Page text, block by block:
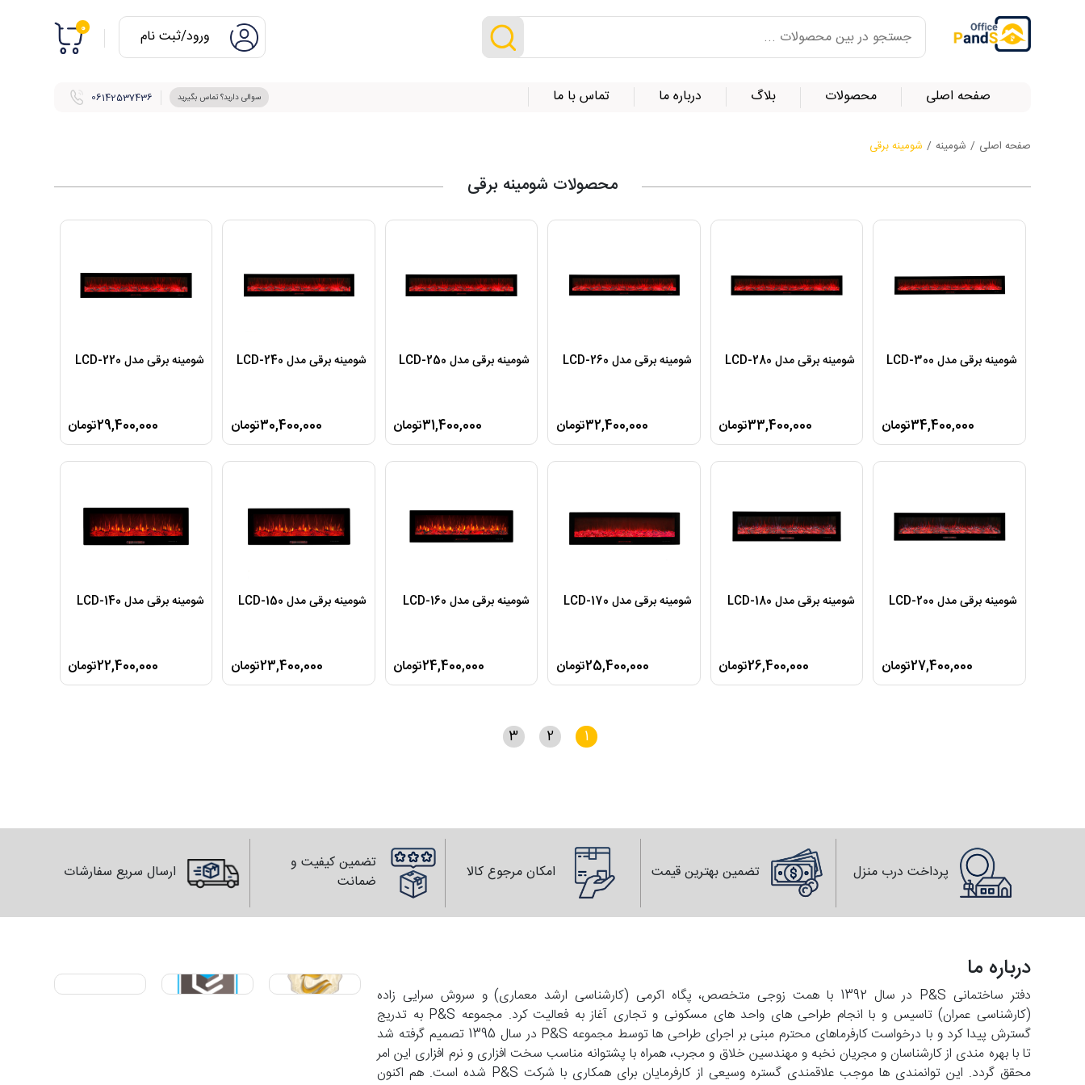
0 ورود/ثبت نام
صفحه اصلی محصولات بلاگ درباره ما تماس با ما 06142537436 سوالی دارید؟ تماس بگیرید
صفحه اصلی / شومینه / شومینه برقی
محصولات شومینه برقی
شومینه برقی مدل LCD-300
34,400,000تومان
شومینه برقی مدل LCD-280
33,400,000تومان
شومینه برقی مدل LCD-260
32,400,000تومان
شومینه برقی مدل LCD-250
31,400,000تومان
شومینه برقی مدل LCD-240
30,400,000تومان
شومینه برقی مدل LCD-220
29,400,000تومان
شومینه برقی مدل LCD-200
27,400,000تومان
شومینه برقی مدل LCD-180
26,400,000تومان
شومینه برقی مدل LCD-170
25,400,000تومان
شومینه برقی مدل LCD-160
24,400,000تومان
شومینه برقی مدل LCD-150
23,400,000تومان
شومینه برقی مدل LCD-140
22,400,000تومان
1
2
3
پرداخت درب منزل تضمین بهترین قیمت امکان مرجوع کالا
تضمین کیفیت و
ضمانت
ارسال سریع سفارشات
درباره ما
دفتر ساختمانی P&S در سال 1392 با همت زوجی متخصص، پگاه اکرمی (کارشناسی ارشد معماری) و سروش سرایی زاده
(کارشناسی عمران) تاسیس و با انجام طراحی های واحد های مسکونی و تجاری آغاز به فعالیت کرد. مجموعه P&S به تدریج
گسترش پیدا کرد و با درخواست کارفرماهای محترم مبنی بر اجرای طراحی ها توسط مجموعه P&S در سال 1395 تصمیم گرفته شد
تا با بهره مندی از کارشناسان و مجریان نخبه و مهندسین خلاق و مجرب، همراه با پشتوانه مناسب سخت افزاری و نرم افزاری این امر
محقق گردد. این توانمندی ها موجب علاقمندی گستره وسیعی از کارفرمایان برای همکاری با شرکت P&S شده است. هم اکنون